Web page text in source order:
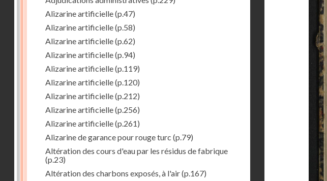
Alizarine artificielle(p.47)
Alizarine artificielle(p.58)
Alizarine artificielle(p.62)
Alizarine artificielle(p.94)
Alizarine artificielle(p.119)
Alizarine artificielle(p.120)
Alizarine artificielle(p.212)
Alizarine artificielle(p.256)
Alizarine artificielle(p.261)
Alizarine de garance pour rouge turc (p.79)
Altération des cours d'eau par les résidus de fabrique
(p.23)
Altération des charbons exposés, à l'air(p.167)